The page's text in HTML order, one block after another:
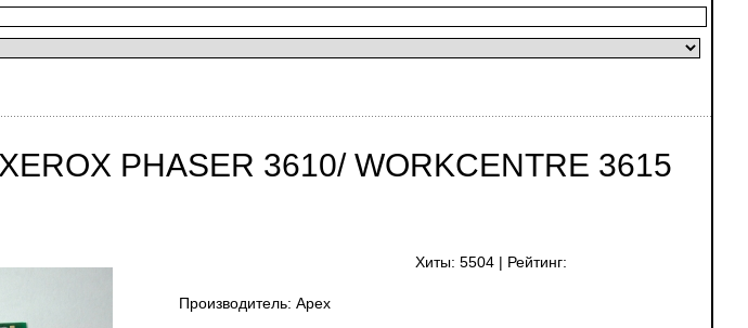
PHASER 3610/ WORKCENTRE 3615
Хиты: 5504 Рейтинг:
Производитель: Apex